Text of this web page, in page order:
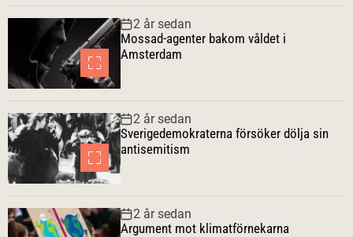
a
a
r
2 år sedan
Mossad-agenter bakom våldet i
Amsterdam
2 år sedan
Sverigedemokraterna försöker dölja sin
antisemitism
2 år sedan
Argument mot klimatförnekarna